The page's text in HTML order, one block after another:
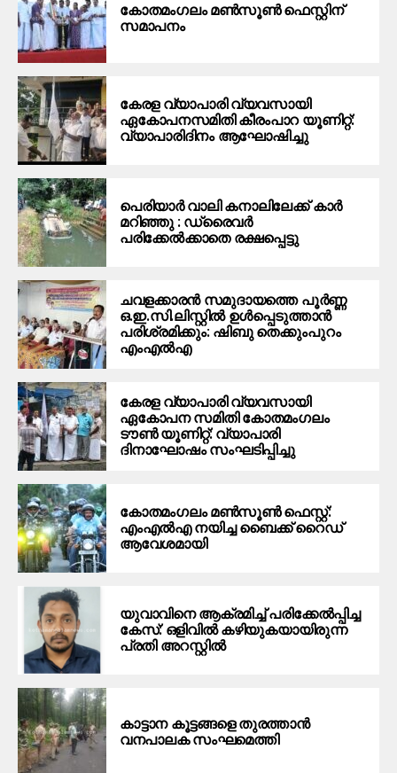
കോതമംഗലം മൺസൂൺ ഫെസ്റ്റിന്
സമാപനം
കേരള വ്യാപാരി വ്യവസായി
ഏകോപനസമിതി കീരംപാറ യൂണിറ്റ്:
വ്യാപാരിദിനം ആഘോഷിച്ചു
പെരിയാര്‍ വാലി കനാലിലേക്ക് കാര്‍
മറിഞ്ഞു : ഡ്രൈവര്‍
പരിക്കേൽക്കാതെ രക്ഷപ്പെട്ടു
ചവളക്കാരൻ സമുദായത്തെ പൂർണ്ണ
ഒ.ഇ.സി.ലിസ്റ്റിൽ ഉൾപ്പെടുത്താൻ
പരിശ്രമിക്കും: ഷിബു തെക്കുംപുറം
എംഎൽഎ
കേരള വ്യാപാരി വ്യവസായി
ഏകോപന സമിതി കോതമംഗലം
ടൗൺ യൂണിറ്റ്: വ്യാപാരി
ദിനാഘോഷം സംഘടിപ്പിച്ചു
കോതമംഗലം മൺസൂൺ ഫെസ്റ്റ്:
എംഎൽഎ നയിച്ച ബൈക്ക് റൈഡ്
ആവേശമായി
യുവാവിനെ ആക്രമിച്ച് പരിക്കേല്‍പ്പിച്ച
കേസ്: ഒളിവില്‍ കഴിയുകയായിരുന്ന
പ്രതി അറസ്റ്റില്‍
കാട്ടാന കൂട്ടങ്ങളെ തുരത്താന്‍
വനപാലക സംഘമെത്തി